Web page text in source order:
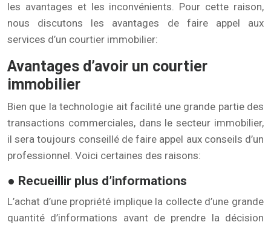
les avantages et les inconvénients. Pour cette raison,
nous discutons les avantages de faire appel aux
services d’un courtier immobilier:
Avantages d’avoir un courtier
immobilier
Bien que la technologie ait facilité une grande partie des
transactions commerciales, dans le secteur immobilier,
il sera toujours conseillé de faire appel aux conseils d’un
professionnel. Voici certaines des raisons:
● Recueillir plus d’informations
L’achat d’une propriété implique la collecte d’une grande
quantité d’informations avant de prendre la décision